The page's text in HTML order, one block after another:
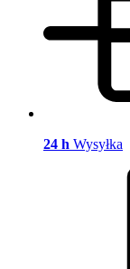
24 h Wysyłka